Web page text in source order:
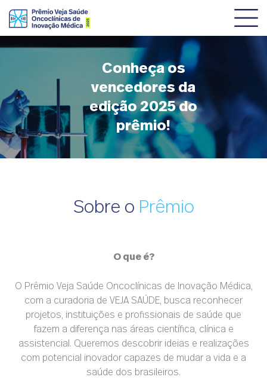
SOBRE O PRÊMIO
CATEGORIAS
NOTÍCIAS
REGULAMENTO
Conheça os
vencedores da
edição 2025 do
prêmio!
Sobre o Prêmio
O que é?
O Prêmio Veja Saúde Oncoclínicas de Inovação Médica,
com a curadoria de VEJA SAÚDE, busca reconhecer
projetos, instituições e profissionais de saúde que
fazem a diferença nas áreas científica, clínica e
assistencial. Queremos descobrir ideias e realizações
com potencial inovador capazes de mudar a vida e a
saúde dos brasileiros.